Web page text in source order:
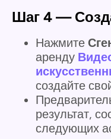
Шаг 4 —
Нажмите
аренду
создайте
результат,
следующих